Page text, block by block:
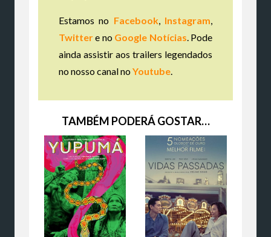
Estamos no Facebook, Instagram
Twittere no Google Notícias . Pode
ainda assistir aos trailers legendados
no nosso canal noYoutube
TAMBÉM PODERÁ GOSTAR…